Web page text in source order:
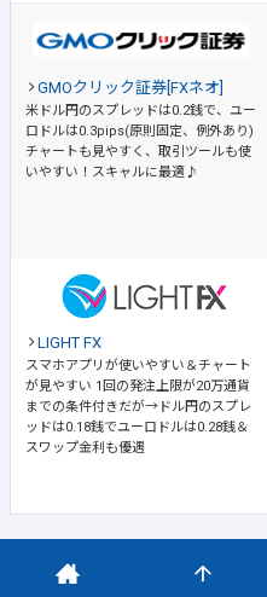
GMOクリック証券[FXネオ]
米ドル円のスプレッドは0.2銭で、ユー
ロドルは0.3pips(原則固定、例外あり)
チャートも見やすく、取引ツールも使
いやすい！スキャルに最適♪
LIGHT FX
スマホアプリが使いやすい＆チャート
が見やすい 1回の発注上限が20万通貨
までの条件付きだが→ドル円のスプレ
ッドは0.18銭でユーロドルは0.28銭＆
スワップ金利も優遇